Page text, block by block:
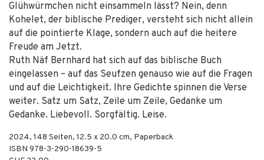
Glühwürmchen nicht einsammeln lässt? Nein, denn
Kohelet, der biblische Prediger, versteht sich nicht allein
auf die pointierte Klage, sondern auch auf die heitere
Freude am Jetzt.
Ruth Näf Bernhard hat sich auf das biblische Buch
eingelassen – auf das Seufzen genauso wie auf die Fragen
und auf die Leichtigkeit. Ihre Gedichte spinnen die Verse
weiter. Satz um Satz, Zeile um Zeile, Gedanke um
Gedanke. Liebevoll. Sorgfältig. Leise.
2024, 148 Seiten, 12.5 x 20.0 cm, Paperback
ISBN 978-3-290-18639-5